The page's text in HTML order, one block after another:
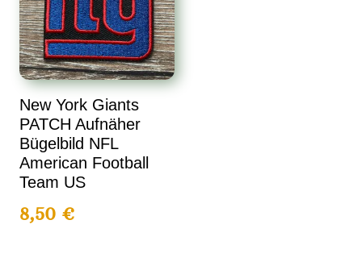
New York Giants
PATCH Aufnäher
Bügelbild NFL
American Football
Team US
8,50€